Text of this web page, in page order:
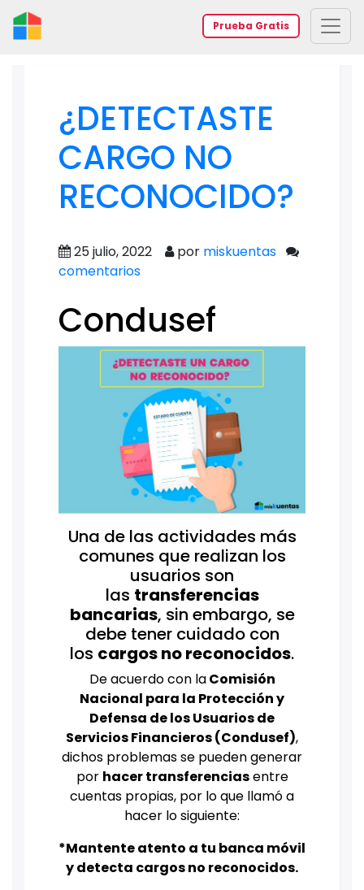
Prueba Gratis
¿DETECTASTE
CARGO NO
RECONOCIDO?
25 julio, 2022 por miskuentas
comentarios
Condusef
Una de las actividades más
comunes que realizan los
usuarios son
las transferencias
bancarias, sin embargo, se
debe tener cuidado con
los cargos no reconocidos.
De acuerdo con laComisión
Nacional para la Protección y
Defensa de los Usuarios de
Servicios Financieros (Condusef),
dichos problemas se pueden generar
por hacer transferenciasentre
cuentas propias, por lo que llamó a
hacer lo siguiente:
*Mantente atento a tu banca móvil
y detecta cargos no reconocidos.